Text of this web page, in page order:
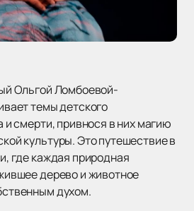
Ольгой Ломбоевой-
темы детского
и смерти, привнося в них магию
культуры. Это путешествие в
где каждая природная
дерево и животное
духом.